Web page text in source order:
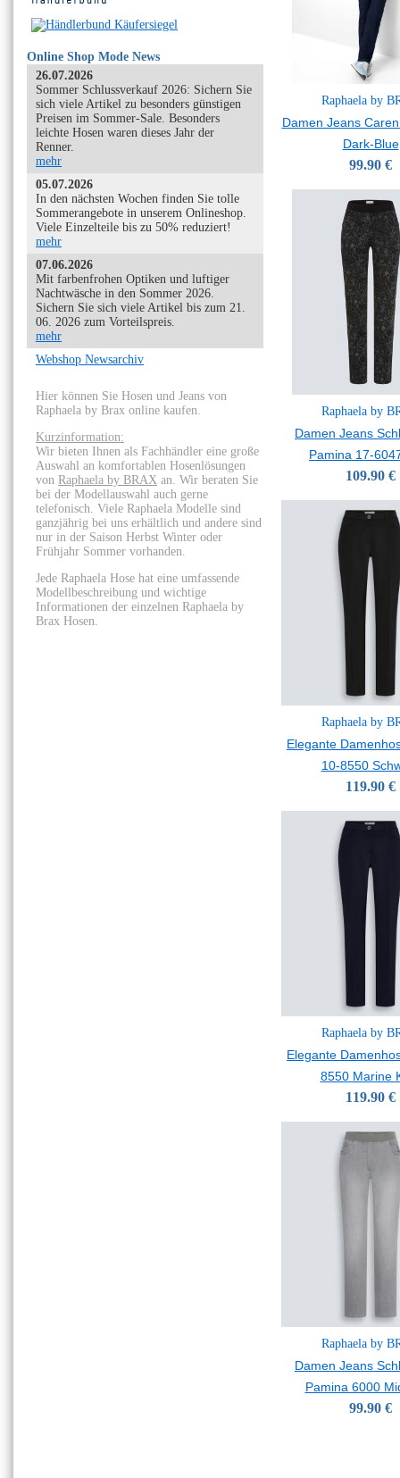
Online Shop Mode News
26.07.2026
Sommer Schlussverkauf 2026: Sichern Sie
sich viele Artikel zu besonders günstigen
Preisen im Sommer-Sale. Besonders
leichte Hosen waren dieses Jahr der
Renner.
mehr
05.07.2026
In den nächsten Wochen finden Sie tolle
Sommerangebote in unserem Onlineshop.
Viele Einzelteile bis zu 50% reduziert!
mehr
07.06.2026
Mit farbenfrohen Optiken und luftiger
Nachtwäsche in den Sommer 2026.
Sichern Sie sich viele Artikel bis zum 21.
06. 2026 zum Vorteilspreis.
mehr
Webshop Newsarchiv
Hier können Sie Hosen und Jeans von
Raphaela by Brax online kaufen.
Kurzinformation:
Wir bieten Ihnen als Fachhändler eine große
Auswahl an komfortablen Hosenlösungen
von Raphaela by BRAX an. Wir beraten Sie
bei der Modellauswahl auch gerne
telefonisch. Viele Raphaela Modelle sind
ganzjährig bei uns erhältlich und andere sind
nur in der Saison Herbst Winter oder
Frühjahr Sommer vorhanden.
Jede Raphaela Hose hat eine umfassende
Modellbeschreibung und wichtige
Informationen der einzelnen Raphaela by
Brax Hosen.
Raphaela by
Damen Jeans
Dark-Blue
99.90 €
Raphaela by
Damen Jeans
Pamina 17-
109.90 €
Raphaela by
Elegante
10-8550
119.90 €
Raphaela by
Elegante
8550 Marine
119.90 €
Raphaela by
Damen Jeans
Pamina 6000
99.90 €